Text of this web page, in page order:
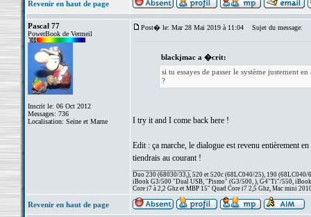
Revenir en haut de page
Pascal 77
PowerBook de Vermeil
Inscrit le: 06 Oct 2012
Messages: 736
Localisation: Seine et Marne
Post� le: Mar 28 Mai 2019 à 11:04 Sujet du message:
blackjmac a �crit:
si tu essayes de passer le système justement
?
I try it and I come back here !
Edit : ça marche, le dialogue est revenu entièrement
tiendrais au courant !
Duo 230 (68030/33,), 520 et 520c (68LC040/25), 190 (68LC040/
iBook G3/500 "Dual USB, "Pismo" (G3/500, ), G4"Ti"/550,
Core i7 à 2,2 Ghz et MBP 15" Quad Core i7 2,5 Ghz, Mac mini
Revenir en haut de page